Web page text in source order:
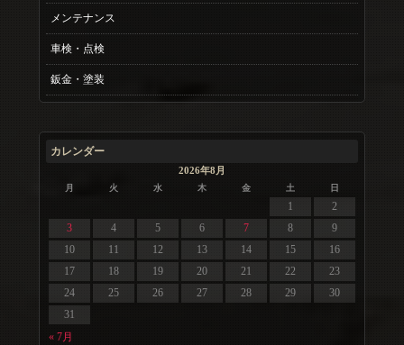
メンテナンス
車検・点検
鈑金・塗装
カレンダー
2026年8月
月 火 水 木 金 土 日
« 7月
1
2
3
4 5 6 7 8
9
10
11 12 13 14 15
16
17
18 19 20 21 22
23
24
25 26 27 28 29
30
31